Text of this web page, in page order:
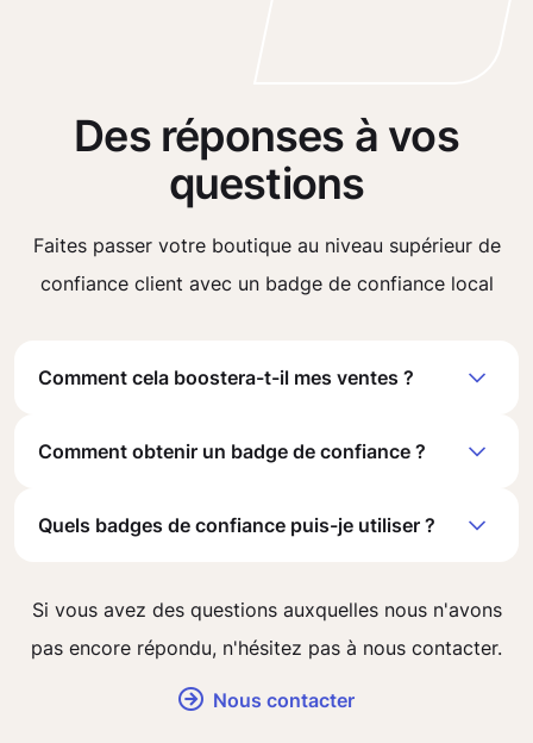
Des réponses à vos
questions
Faites passer votre boutique au niveau supérieur de
confiance client avec un badge de confiance local
Comment cela boostera-t-il mes ventes ?
Comment obtenir un badge de confiance ?
Quels badges de confiance puis-je utiliser ?
Si vous avez des questions auxquelles nous n'avons
pas encore répondu, n'hésitez pas à nous contacter.
Nous contacter